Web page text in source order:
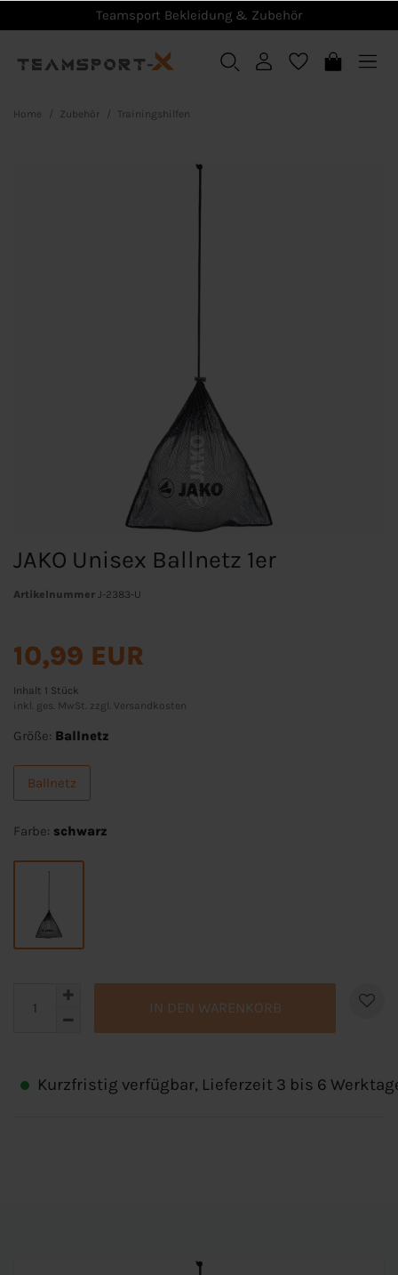
Teamsport Bekleidung & Zubehör
Home Zubehör Trainingshilfen
JAKO Unisex Ballnetz 1er
Artikelnummer J-2383-U
10,99 EUR
Inhalt 1 Stück
inkl. ges. MwSt. zzgl. Versandkosten
Größe: Ballnetz
Ballnetz
Farbe: schwarz
IN DEN WARENKORB
Kurzfristig verfügbar, Lieferzeit 3 bis 6